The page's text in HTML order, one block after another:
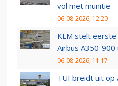
vol met munitie'
06-08-2026, 12:20
KLM stelt
Airbus A350-900
06-08-2026, 11:17
TUI breidt uit op